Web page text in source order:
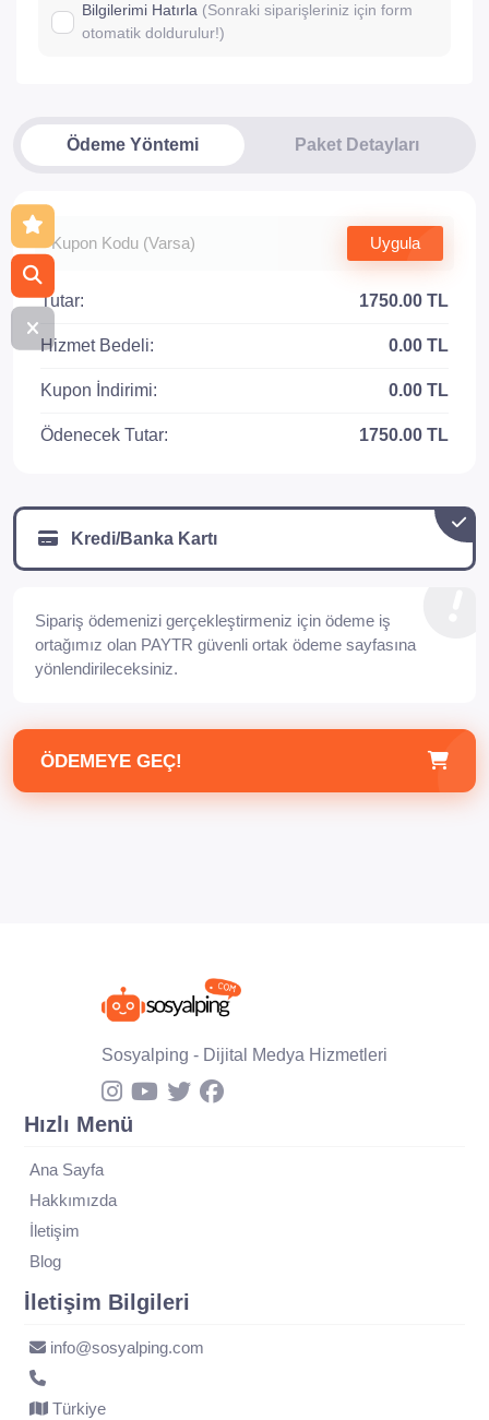
Bilgilerimi Hatırla (Sonraki siparişleriniz için form
otomatik doldurulur!)
Ödeme Yöntemi Paket Detayları
Uygula
Tutar: 1750.00 TL
Hizmet Bedeli: 0.00 TL
Kupon İndirimi: 0.00 TL
Ödenecek Tutar: 1750.00 TL
Kredi/Banka Kartı
Sipariş ödemenizi gerçekleştirmeniz için ödeme iş
ortağımız olan PAYTR güvenli ortak ödeme sayfasına
yönlendirileceksiniz.
ÖDEMEYE GEÇ!
Sosyalping - Dijital Medya Hizmetleri
Hızlı Menü
Ana Sayfa
Hakkımızda
İletişim
Blog
İletişim Bilgileri
info@sosyalping.com
Türkiye